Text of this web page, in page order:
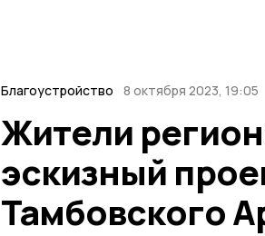
Благоустройство 8 октября 2023, 19:05
Жители
эскизный
Тамбовского